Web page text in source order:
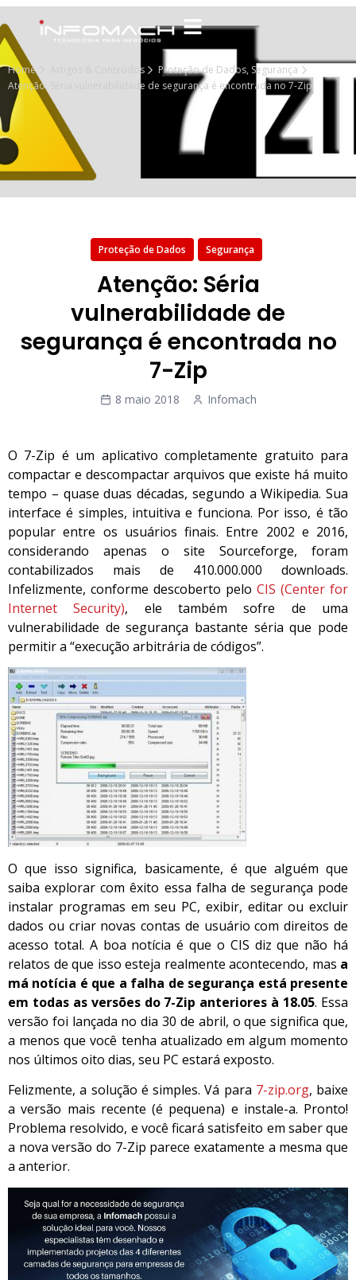
Home Artigos & Conteúdos Proteção de Dados, Segurança
Atenção: Séria vulnerabilidade de segurança é encontrada no 7-Zip
Proteção de Dados Segurança
Atenção: Séria
vulnerabilidade de
segurança é encontrada no
7-Zip
8 maio 2018 Infomach
O 7-Zip é um aplicativo completamente gratuito para
compactar e descompactar arquivos que existe há muito
tempo – quase duas décadas, segundo a Wikipedia. Sua
interface é simples, intuitiva e funciona. Por isso, é tão
popular entre os usuários finais. Entre 2002 e 2016,
considerando apenas o site Sourceforge, foram
contabilizados mais de 410.000.000 downloads.
Infelizmente, conforme descoberto pelo CIS (Center for
Internet Security), ele também sofre de uma
vulnerabilidade de segurança bastante séria que pode
permitir a “execução arbitrária de códigos”.
O que isso significa, basicamente, é que alguém que
saiba explorar com êxito essa falha de segurança pode
instalar programas em seu PC, exibir, editar ou excluir
dados ou criar novas contas de usuário com direitos de
acesso total. A boa notícia é que o CIS diz que não há
relatos de que isso esteja realmente acontecendo, mas a
má notícia é que a falha de segurança está presente
em todas as versões do 7-Zip anteriores à 18.05. Essa
versão foi lançada no dia 30 de abril, o que significa que,
a menos que você tenha atualizado em algum momento
nos últimos oito dias, seu PC estará exposto.
Felizmente, a solução é simples. Vá para 7-zip.org, baixe
a versão mais recente (é pequena) e instale-a. Pronto!
Problema resolvido, e você ficará satisfeito em saber que
a nova versão do 7-Zip parece exatamente a mesma que
a anterior.